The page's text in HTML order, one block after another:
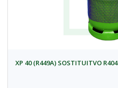
XP 40 (R449A) SOSTITUITVO R404